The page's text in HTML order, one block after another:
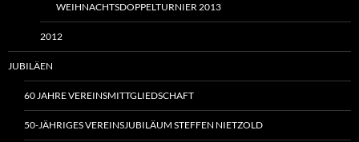
WEIHNACHTSDOPPELTURNIER 2013
2012
JUBILÄEN
60 JAHRE VEREINSMITTGLIEDSCHAFT
50-JÄHRIGES VEREINSJUBILÄUM STEFFEN NIETZOLD